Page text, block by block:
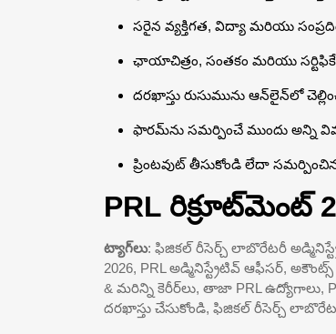
సరైన వ్యక్తిగత, విద్యా మరియు
ఛాయాచిత్రం, సంతకం మరియు
దరఖాస్తు రుసుమును ఆన్‌లైన్‌లో
ఫారమ్‌ను సమర్పించే ముందు అన్ని
ప్రింటవుట్ తీసుకోండి లేదా
PRL రిక్రూట్‌మెంట్
ట్యాగ్‌లు: ఫిజికల్ రీసెర్చ్ లాబొరేటరీ
2026, PRL అడ్మినిస్ట్రేటివ్ ఆఫీసర్,
& మరిన్ని కెరీర్‌లు, తాజా PRL ఉద్యోగాలు,
దరఖాస్తు చేసుకోండి, ఫిజికల్ రీసెర్చ్